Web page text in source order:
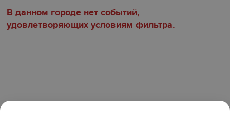
В данном городе нет событий,
удовлетворяющих условиям фильтра.